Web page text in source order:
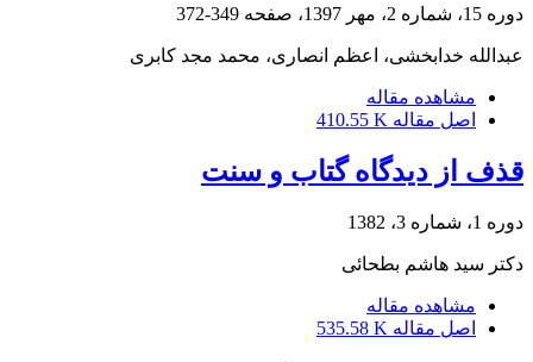
دوره 15، شماره 2، مهر 1397، صفحه 349-372
عبدالله خدابخشی، اعظم انصاری، محمد مجد کابری
مشاهده مقاله
اصل مقاله 410.55 K
قذف از دیدگاه گتاب و سنت
دوره 1، شماره 3، 1382
دکتر سید هاشم بطحائى
مشاهده مقاله
اصل مقاله 535.58 K